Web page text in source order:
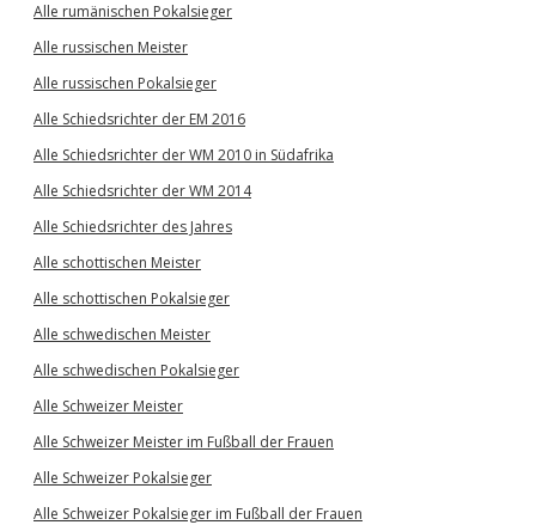
Alle rumänischen Pokalsieger
Alle russischen Meister
Alle russischen Pokalsieger
Alle Schiedsrichter der EM 2016
Alle Schiedsrichter der WM 2010 in Südafrika
Alle Schiedsrichter der WM 2014
Alle Schiedsrichter des Jahres
Alle schottischen Meister
Alle schottischen Pokalsieger
Alle schwedischen Meister
Alle schwedischen Pokalsieger
Alle Schweizer Meister
Alle Schweizer Meister im Fußball der Frauen
Alle Schweizer Pokalsieger
Alle Schweizer Pokalsieger im Fußball der Frauen